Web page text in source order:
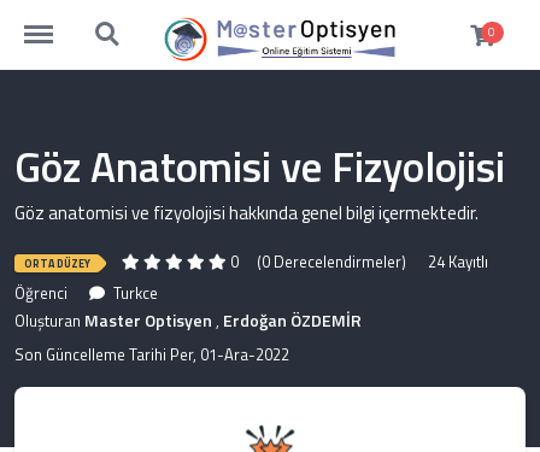
https://www.masteroptisyen.com/menu
https://www.masteroptisyen.com/search 0
Göz Anatomisi ve Fizyolojisi
Göz anatomisi ve fizyolojisi hakkında genel bilgi içermektedir.
ORTA DÜZEY 0 (0 Derecelendirmeler)
24 Kayıtlı
Öğrenci
Turkce
Oluşturan Master Optisyen , Erdoğan ÖZDEMİR
Son Güncelleme Tarihi Per, 01-Ara-2022